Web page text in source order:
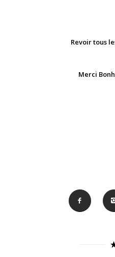
Revoir tous
Merci